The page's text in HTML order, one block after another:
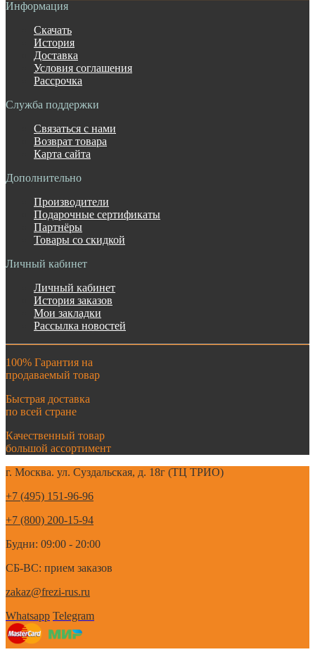
Информация
Скачать
История
Доставка
Условия соглашения
Рассрочка
Служба поддержки
Связаться с нами
Возврат товара
Карта сайта
Дополнительно
Производители
Подарочные сертификаты
Партнёры
Товары со скидкой
Личный кабинет
Личный кабинет
История заказов
Мои закладки
Рассылка новостей
100% Гарантия на
продаваемый товар
Быстрая доставка
по всей стране
Качественный товар
большой ассортимент
г. Москва. ул. Суздальская, д. 18г (ТЦ ТРИО)
+7 (495) 151-96-96
+7 (800) 200-15-94
Будни: 09:00 - 20:00
СБ-ВС: прием заказов
zakaz@frezi-rus.ru
Whatsapp Telegram